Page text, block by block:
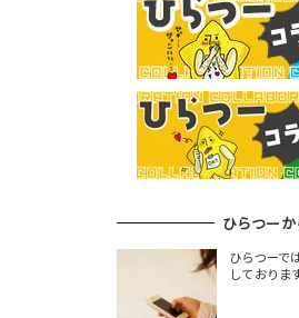
ひらつー
ひらつーで
しておりま